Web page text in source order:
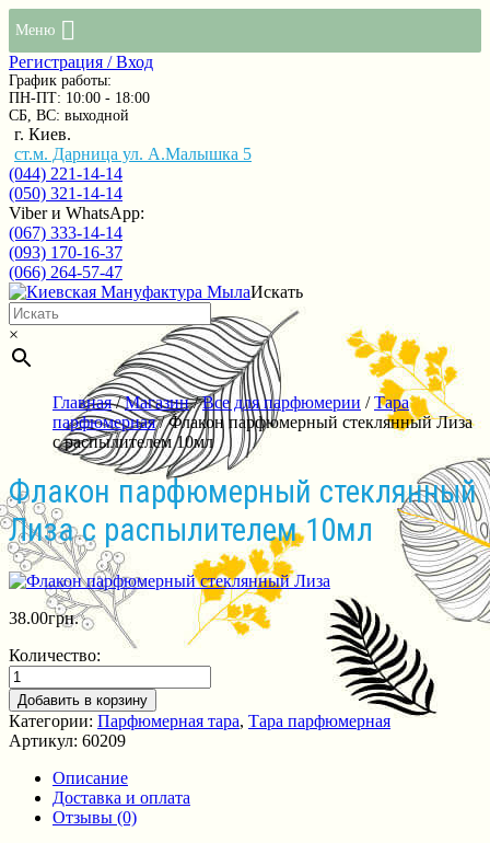
Меню
Регистрация / Вход
График работы:
ПН-ПТ: 10:00 - 18:00
СБ, ВС: выходной
г. Киев.
ст.м. Дарница ул. А.Малышка 5
(044) 221-14-14
(050) 321-14-14
Viber и WhatsApp:
(067) 333-14-14
(093) 170-16-37
(066) 264-57-47
Искать
×
Главная/Магазин/Все для парфюмерии /Тара
парфюмерная/ Флакон парфюмерный стеклянный Лиза
с распылителем 10мл
Флакон парфюмерный стеклянный
Лиза с распылителем 10мл
38.00грн.
Количество:
Добавить в корзину
Категории: Парфюмерная тара, Тара парфюмерная
Артикул: 60209
Описание
Доставка и оплата
Отзывы (0)